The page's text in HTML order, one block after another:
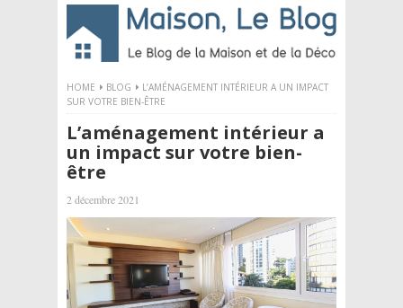
HOME BLOG
L’AMÉNAGEMENT INTÉRIEUR A UN IMPACT
SUR VOTRE BIEN-ÊTRE
L’aménagement intérieur a
un impact sur votre bien-
être
2 décembre 2021